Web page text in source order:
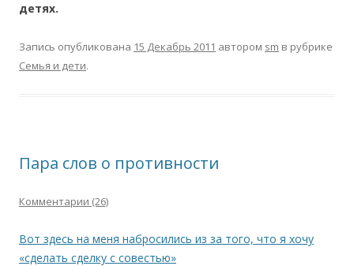
детях.
Запись опубликована 15 Декабрь 2011 автором sm в рубрике
Семья и дети.
Пара слов о противности
Комментарии (26)
Вот здесь на меня набросились из за того, что я хочу
«сделать сделку с совестью»